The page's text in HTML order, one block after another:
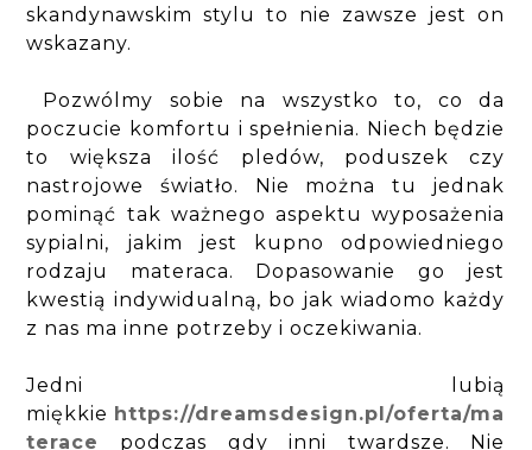
skandynawskim stylu to nie zawsze jest on
wskazany.
Pozwólmy sobie na wszystko to, co da
poczucie komfortu i spełnienia. Niech będzie
to większa ilość pledów, poduszek czy
nastrojowe światło. Nie można tu jednak
pominąć tak ważnego aspektu wyposażenia
sypialni, jakim jest kupno odpowiedniego
rodzaju materaca. Dopasowanie go jest
kwestią indywidualną, bo jak wiadomo każdy
z nas ma inne potrzeby i oczekiwania.
Jedni lubią
miękkie https://dreamsdesign.pl/oferta/ma
terace
podczas gdy inni twardsze. Nie